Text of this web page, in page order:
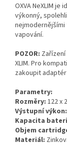
OXVA NeXLIM
výkonný,
vapování.
POZOR:
XLIM. Pro
zakoupit
Parametry:
Rozměry: 122 x
Výstupní výkon:
Kapacita
Objem
Materiál: